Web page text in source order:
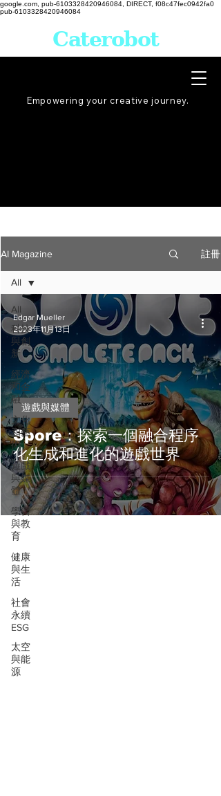
google.com, pub-6103328420946084, DIRECT, f08c47fec0942fa0
pub-6103328420946084
Empowering your creative journey.
Caterobot
AI Magazine 註冊
All
科技
與創
新
經濟
和金
融
文化
和藝
術
遊戲
與媒
體
學習
與教
育
健康
與生
活
社會
永續
ESG
太空
與能
源
All
Spore：探索一個融合程序
化生成和進化的遊戲世界
遊戲與媒體
Edgar Mueller
2023年11月13日